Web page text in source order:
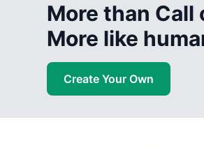
More than Call
More like
Create Your Own